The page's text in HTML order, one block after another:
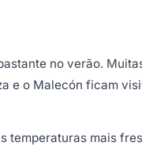
no verão.
e o Malecón ficam
temperaturas mais